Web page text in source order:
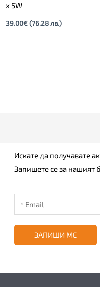
х 5W
39.00€ (76.28 лв.)
Искате да получавате
Запишете се за нашият
ЗАПИШИ МЕ